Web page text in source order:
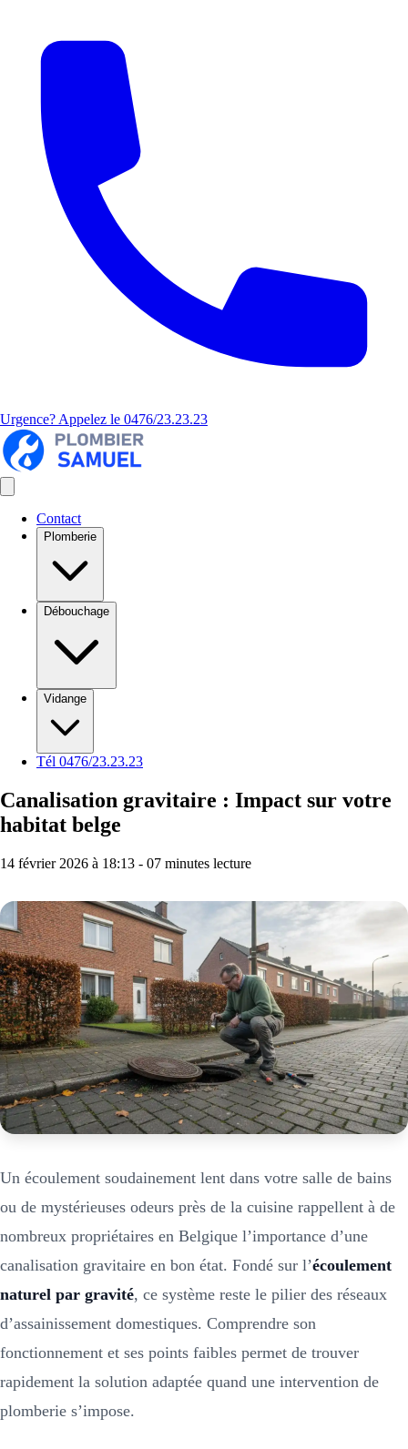
Urgence? Appelez le 0476/23.23.23
Contact
Plomberie
Débouchage
Vidange
Tél 0476/23.23.23
Canalisation gravitaire : Impact sur votre
habitat belge
14 février 2026 à 18:13 - 07 minutes lecture
Un écoulement soudainement lent dans votre salle de bains
ou de mystérieuses odeurs près de la cuisine rappellent à de
nombreux propriétaires en Belgique l’importance d’une
canalisation gravitaire en bon état. Fondé sur l’écoulement
naturel par gravité, ce système reste le pilier des réseaux
d’assainissement domestiques. Comprendre son
fonctionnement et ses points faibles permet de trouver
rapidement la solution adaptée quand une intervention de
plomberie s’impose.